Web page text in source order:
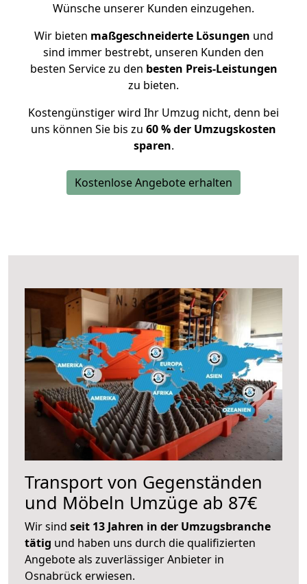
Wünsche unserer Kunden einzugehen.
Wir bieten maßgeschneiderte Lösungen und
sind immer bestrebt, unseren Kunden den
besten Service zu den besten Preis-Leistungen
zu bieten.
Kostengünstiger wird Ihr Umzug nicht, denn bei
uns können Sie bis zu 60 % der Umzugskosten
sparen.
Kostenlose Angebote erhalten
Transport von Gegenständen
und Möbeln Umzüge ab 87€
Wir sind seit 13 Jahren in der Umzugsbranche
tätig und haben uns durch die qualifizierten
Angebote als zuverlässiger Anbieter in
Osnabrück erwiesen.